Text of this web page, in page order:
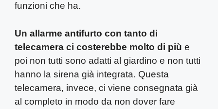
funzioni che ha.
Un allarme antifurto con tanto di
telecamera ci costerebbe molto di più e
poi non tutti sono adatti al giardino e non tutti
hanno la sirena già integrata. Questa
telecamera, invece, ci viene consegnata già
al completo in modo da non dover fare